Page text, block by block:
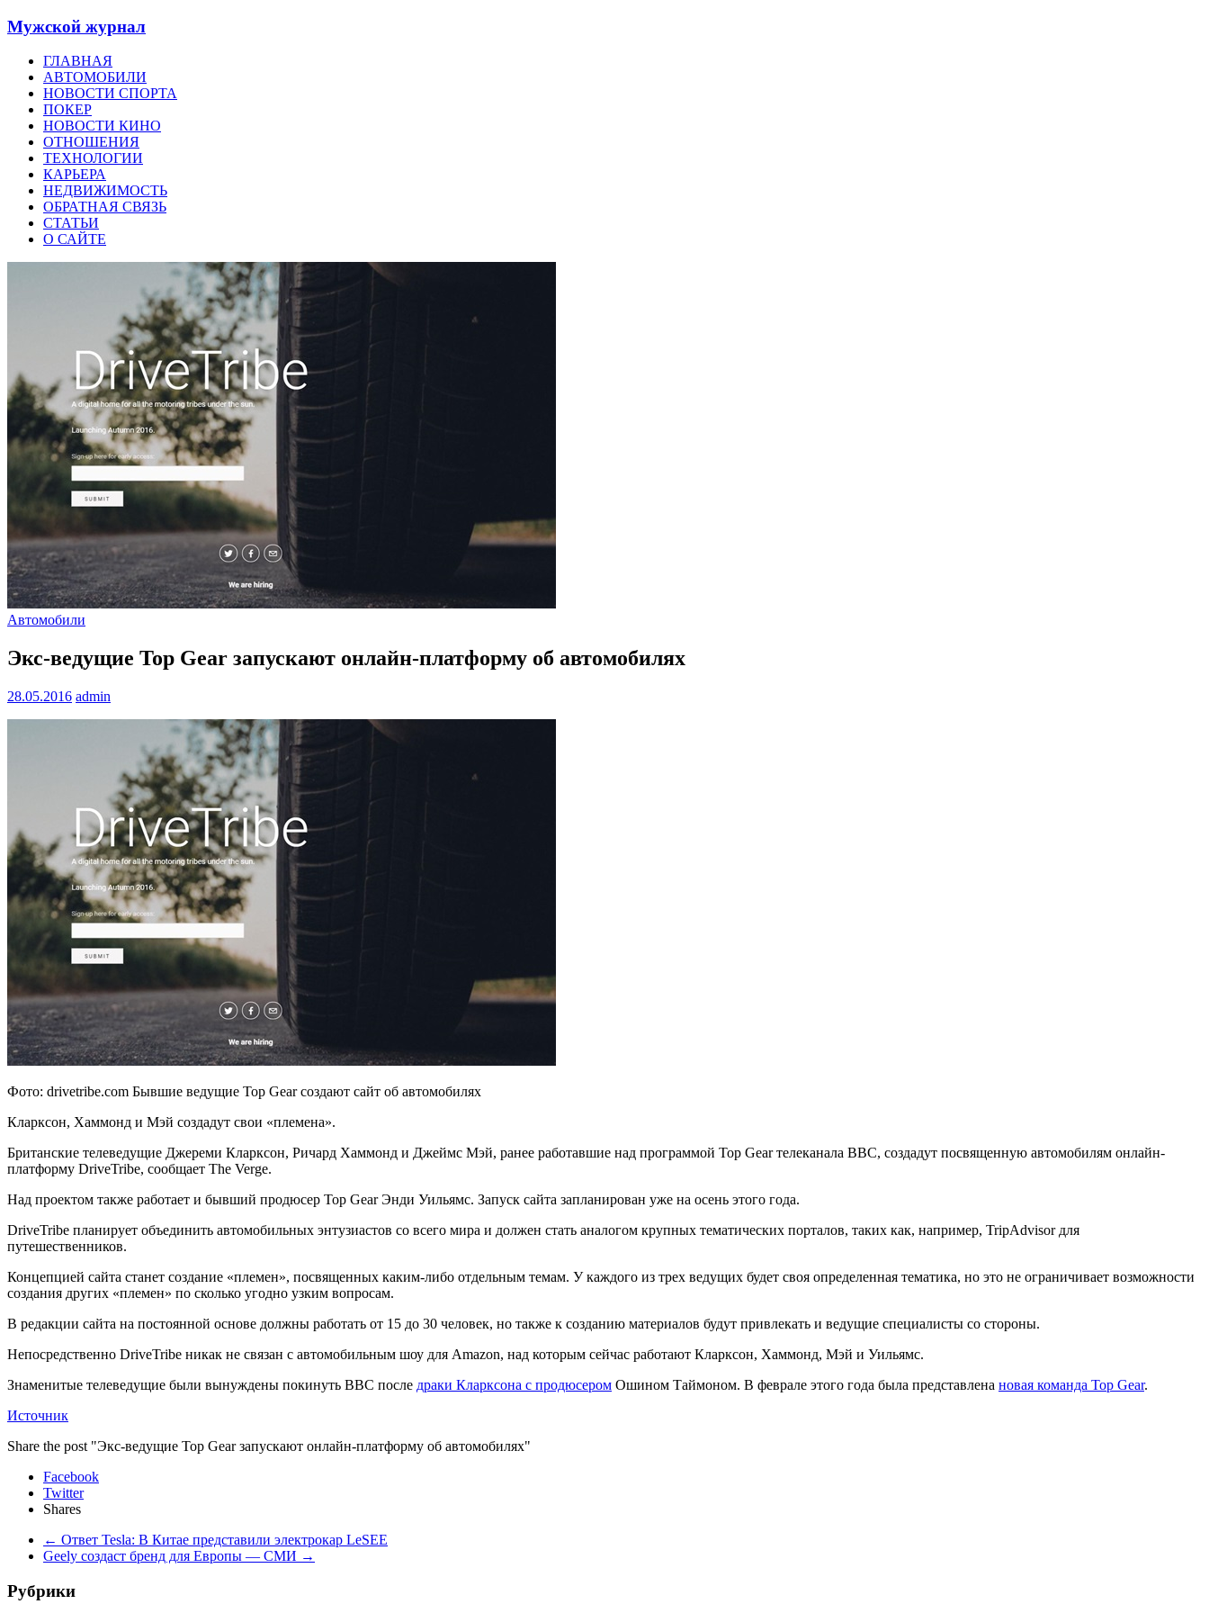
Мужской журнал
ГЛАВНАЯ
АВТОМОБИЛИ
НОВОСТИ СПОРТА
ПОКЕР
НОВОСТИ КИНО
ОТНОШЕНИЯ
ТЕХНОЛОГИИ
КАРЬЕРА
НЕДВИЖИМОСТЬ
ОБРАТНАЯ СВЯЗЬ
СТАТЬИ
О САЙТЕ
Автомобили
Экс-ведущие Top Gear запускают онлайн-платформу об автомобилях
28.05.2016 admin
Фото: drivetribe.com Бывшие ведущие Top Gear создают сайт об автомобилях
Кларксон, Хаммонд и Мэй создадут свои «племена».
Британские телеведущие Джереми Кларксон, Ричард Хаммонд и Джеймс Мэй, ранее работавшие над программой Top Gearтелеканала BBC, создадут посвященную автомобилям онлайн-
платформу DriveTribe, сообщает The Verge.
Над проектом также работает и бывший продюсер Top Gear Энди Уильямс. Запуск сайта запланирован уже на осень этого года.
DriveTribe планирует объединить автомобильных энтузиастов со всего мира и должен стать аналогом крупных тематических порталов, таких как, например, TripAdvisor для
путешественников.
Концепцией сайта станет создание «племен», посвященных каким-либо отдельным темам. У каждого из трех ведущих будет своя определенная тематика, но это не ограничивает возможности
создания других «племен» по сколько угодно узким вопросам.
В редакции сайта на постоянной основе должны работать от 15 до 30 человек, но также к созданию материалов будут привлекать и ведущие специалисты со стороны.
Непосредственно DriveTribe никак не связан с автомобильным шоу для Amazon, над которым сейчас работают Кларксон, Хаммонд, Мэй и Уильямс.
Знаменитые телеведущие были вынуждены покинуть BBC после драки Кларксона с продюсером Ошином Таймоном. В феврале этого года была представлена новая команда Top Gear.
Источник
Share the post "Экс-ведущие Top Gear запускают онлайн-платформу об автомобилях"
Facebook
Twitter
Shares
← Ответ Tesla: В Китае представили электрокар LeSEE
Geely создаст бренд для Европы — СМИ →
Рубрики